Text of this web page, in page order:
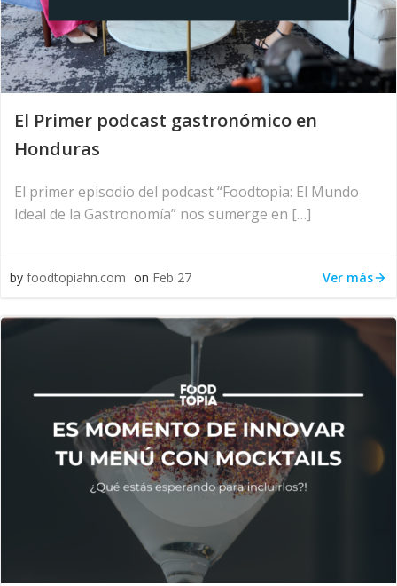
El Primer podcast gastronómico en
Honduras
El primer episodio del podcast “Foodtopia: El Mundo
Ideal de la Gastronomía” nos sumerge en […]
by foodtopiahn.com on Feb 27 Ver más